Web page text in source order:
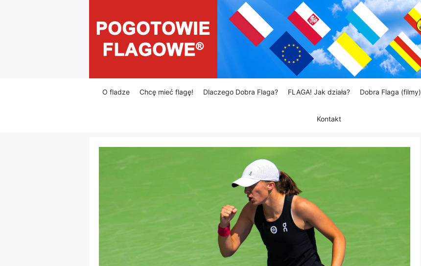
O fladze Chcę mieć flagę! Dlaczego Dobra Flaga? FLAGA! Jak działa? Dobra Flaga (filmy)
Kontakt